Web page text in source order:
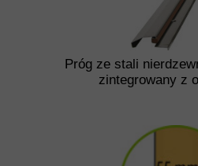
Próg ze stali
zintegrowany z